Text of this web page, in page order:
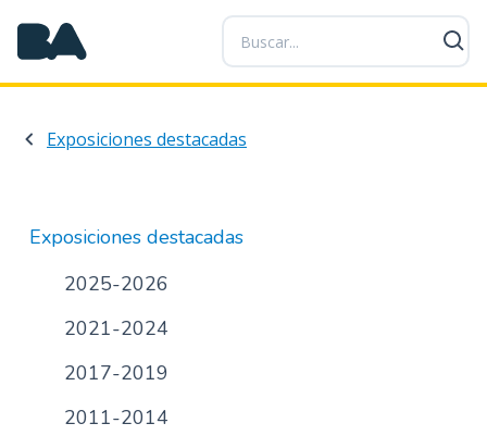
P
a
s
a
a
Exposiciones destacadas
Exposiciones destacadas
2025-2026
2021-2024
2017-2019
2011-2014